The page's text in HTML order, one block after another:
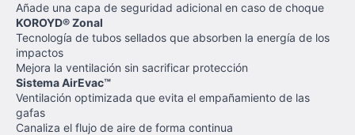
Añade una capa de seguridad adicional en caso de choque
KOROYD® Zonal
Tecnología de tubos sellados que absorben la energía de los
impactos
Mejora la ventilación sin sacrificar protección
Sistema AirEvac™
Ventilación optimizada que evita el empañamiento de las
gafas
Canaliza el flujo de aire de forma continua